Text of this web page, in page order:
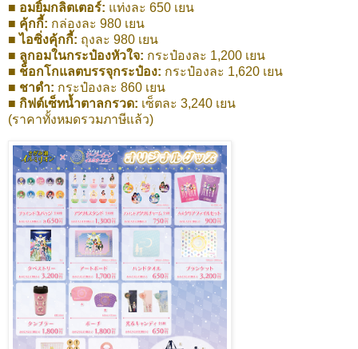
■ อมยิ้มกลิตเตอร์: แท่งละ 650 เยน
■ คุ้กกี้: กล่องละ 980 เยน
■ ไอซิ่งคุ้กกี้: ถุงละ 980 เยน
■ ลูกอมในกระป๋องหัวใจ: กระป๋องละ 1,200 เยน
■ ช็อกโกแลตบรรจุกระป๋อง: กระป๋องละ 1,620 เยน
■ ชาดำ: กระป๋องละ 860 เยน
■ กิฟต์เซ็ทน้ำตาลกรวด: เซ็ตละ 3,240 เยน
(ราคาทั้งหมดรวมภาษีแล้ว)